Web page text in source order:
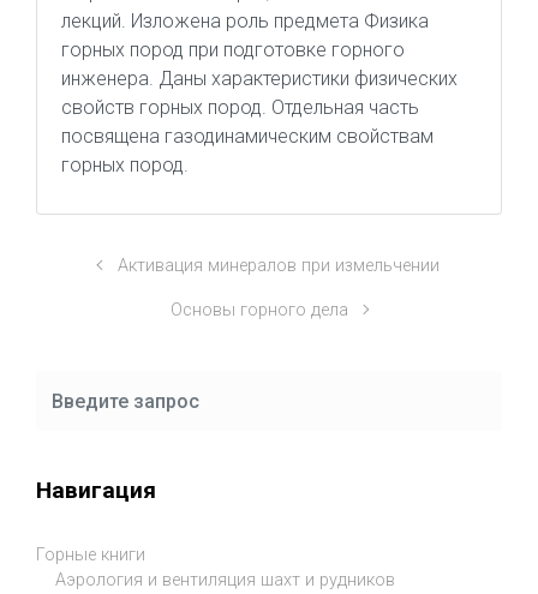
лекций. Изложена роль предмета Физика
горных пород при подготовке горного
инженера. Даны характеристики физических
свойств горных пород. Отдельная часть
посвящена газодинамическим свойствам
горных пород.
Активация минералов при измельчении
Основы горного дела
Навигация
Горные книги
Аэрология и вентиляция шахт и рудников